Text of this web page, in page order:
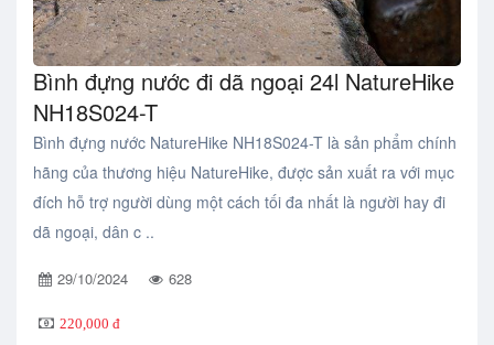
Bình đựng nước đi dã ngoại 24l NatureHike
NH18S024-T
Bình đựng nước NatureHike NH18S024-T là sản phẩm chính
hãng của thương hiệu NatureHike, được sản xuất ra với mục
đích hỗ trợ người dùng một cách tối đa nhất là người hay đi
dã ngoại, dân c ..
29/10/2024 628
220,000 đ